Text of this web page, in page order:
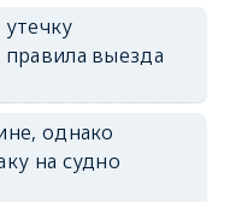
выезда
однако
на судно